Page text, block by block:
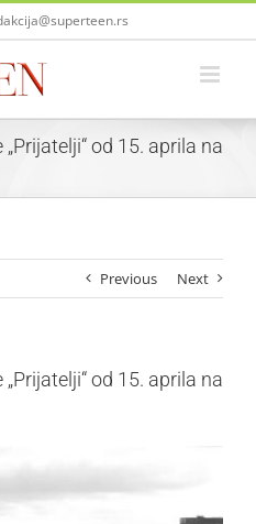
od 15. aprila na
Previous Next
od 15. aprila na